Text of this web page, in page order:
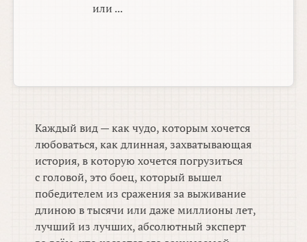
или ...
Каждый вид — как чудо, которым хочется
любоваться, как длинная, захватывающая
история, в которую хочется погрузиться
с головой, это боец, который вышел
победителем из сражения за выживание
длиною в тысячи или даже миллионы лет,
лучший из лучших, абсолютный эксперт